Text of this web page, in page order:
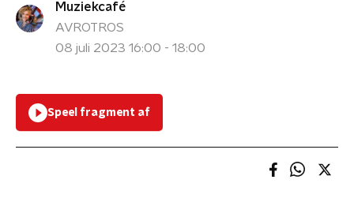
Muziekcafé
AVROTROS
08 juli 2023 16:00 - 18:00
Speel fragment af